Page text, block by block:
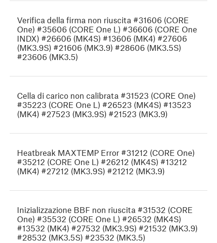
Verifica della firma non riuscita #31606 (CORE
One) #35606 (CORE One L) #36606 (CORE One
INDX) #26606 (MK4S) #13606 (MK4) #27606
(MK3.9S) #21606 (MK3.9) #28606 (MK3.5S)
#23606 (MK3.5)
Cella di carico non calibrata #31523 (CORE One)
#35223 (CORE One L) #26523 (MK4S) #13523
(MK4) #27523 (MK3.9S) #21523 (MK3.9)
Heatbreak MAXTEMP Error #31212 (CORE One)
#35212 (CORE One L) #26212 (MK4S) #13212
(MK4) #27212 (MK3.9S) #21212 (MK3.9)
Inizializzazione BBF non riuscita #31532 (CORE
One) #35532 (CORE One L) #26532 (MK4S)
#13532 (MK4) #27532 (MK3.9S) #21532 (MK3.9)
#28532 (MK3.5S) #23532 (MK3.5)